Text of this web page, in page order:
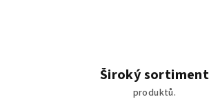
Široký sortiment
produktů.